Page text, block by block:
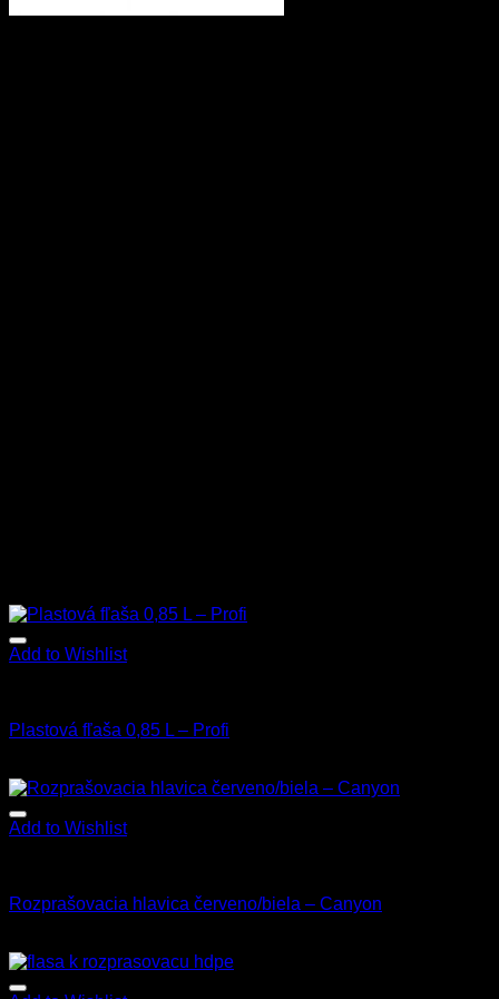
Add to Wishlist
Plastová fľaša 0,85 L – Profi
Add to Wishlist
Rozprašovacia hlavica červeno/biela – Canyon